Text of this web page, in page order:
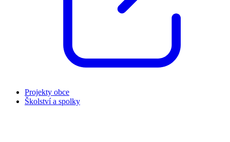
Projekty obce
Školství a spolky